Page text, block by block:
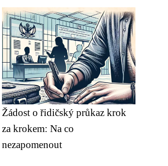
Žádost o řidičský průkaz krok
za krokem: Na co
nezapomenout